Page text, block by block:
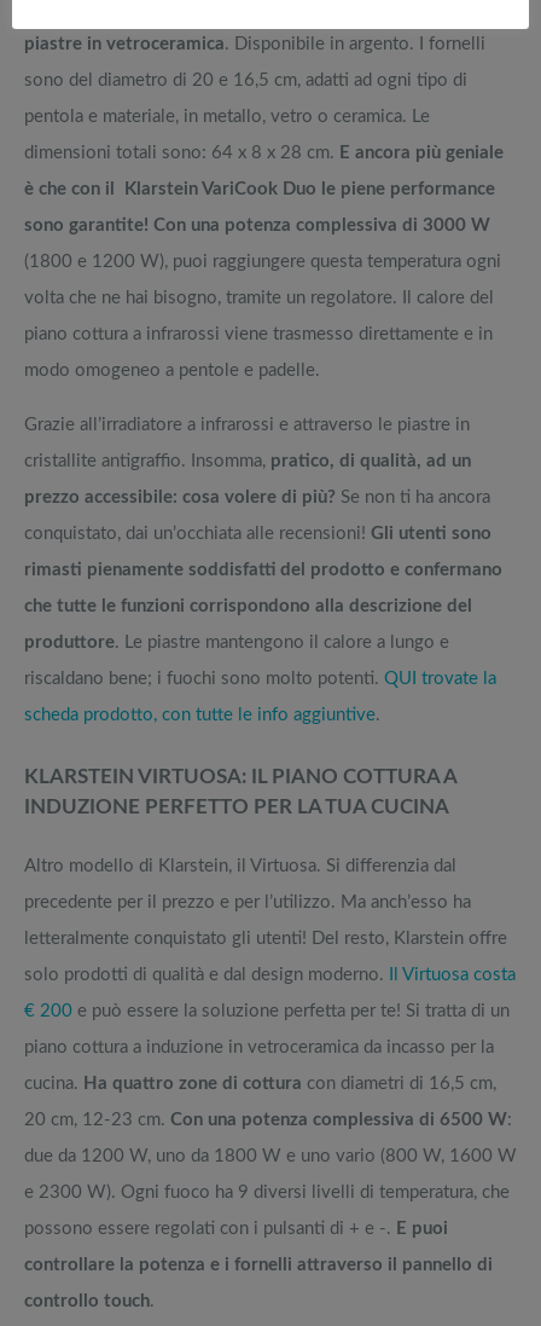
piastre in vetroceramica. Disponibile in argento. I fornelli
sono del diametro di 20 e 16,5 cm, adatti ad ogni tipo di
pentola e materiale, in metallo, vetro o ceramica. Le
dimensioni totali sono: 64 x 8 x 28 cm. E ancora più geniale
è che con il Klarstein VariCook Duo le piene performance
sono garantite! Con una potenza complessiva di 3000 W
(1800 e 1200 W), puoi raggiungere questa temperatura ogni
volta che ne hai bisogno, tramite un regolatore. Il calore del
piano cottura a infrarossi viene trasmesso direttamente e in
modo omogeneo a pentole e padelle.
Grazie all’irradiatore a infrarossi e attraverso le piastre in
cristallite antigraffio. Insomma, pratico, di qualità, ad un
prezzo accessibile: cosa volere di più? Se non ti ha ancora
conquistato, dai un’occhiata alle recensioni! Gli utenti sono
rimasti pienamente soddisfatti del prodotto e confermano
che tutte le funzioni corrispondono alla descrizione del
produttore. Le piastre mantengono il calore a lungo e
riscaldano bene; i fuochi sono molto potenti. QUI trovate la
scheda prodotto, con tutte le info aggiuntive.
KLARSTEIN VIRTUOSA: IL PIANO COTTURA A
INDUZIONE PERFETTO PER LA TUA CUCINA
Altro modello di Klarstein, il Virtuosa. Si differenzia dal
precedente per il prezzo e per l’utilizzo. Ma anch’esso ha
letteralmente conquistato gli utenti! Del resto, Klarstein offre
solo prodotti di qualità e dal design moderno.
Il Virtuosa costa
€ 200 e può essere la soluzione perfetta per te! Si tratta di un
piano cottura a induzione in vetroceramica da incasso per la
cucina. Ha quattro zone di cottura con diametri di 16,5 cm,
20 cm, 12-23 cm. Con una potenza complessiva di 6500 W:
due da 1200 W, uno da 1800 W e uno vario (800 W, 1600 W
e 2300 W). Ogni fuoco ha 9 diversi livelli di temperatura, che
possono essere regolati con i pulsanti di + e -. E puoi
controllare la potenza e i fornelli attraverso il pannello di
controllo touch.